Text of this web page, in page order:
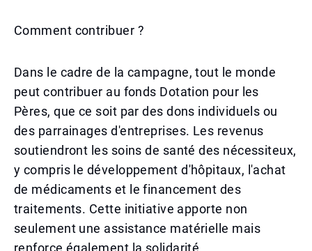
Comment contribuer ?
Dans le cadre de la campagne, tout le monde
peut contribuer au fonds Dotation pour les
Pères, que ce soit par des dons individuels ou
des parrainages d'entreprises. Les revenus
soutiendront les soins de santé des nécessiteux,
y compris le développement d'hôpitaux, l'achat
de médicaments et le financement des
traitements. Cette initiative apporte non
seulement une assistance matérielle mais
renforce également la solidarité